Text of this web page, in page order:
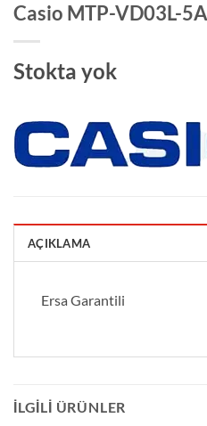
Casio MTP-VD03L-
Stokta yok
AÇIKLAMA
Ersa Garantili
İLGILI ÜRÜNLER